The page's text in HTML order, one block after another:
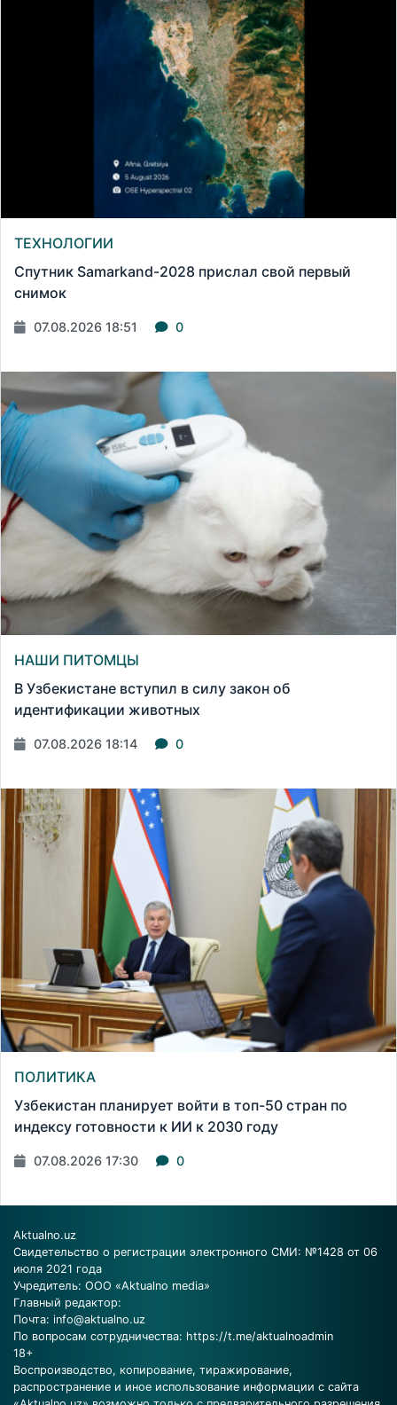
ТЕХНОЛОГИИ
Спутник Samarkand-2028 прислал свой первый
снимок
07.08.2026 18:51 0
НАШИ ПИТОМЦЫ
В Узбекистане вступил в силу закон об
идентификации животных
07.08.2026 18:14 0
ПОЛИТИКА
Узбекистан планирует войти в топ-50 стран по
индексу готовности к ИИ к 2030 году
07.08.2026 17:30 0
Aktualno.uz
Свидетельство о регистрации электронного СМИ: №1428 от 06
июля 2021 года
Учредитель: ООО «Aktualno media»
Главный редактор:
Почта: info@aktualno.uz
По вопросам сотрудничества: https://t.me/aktualnoadmin
18+
Воспроизводство, копирование, тиражирование,
распространение и иное использование информации с сайта